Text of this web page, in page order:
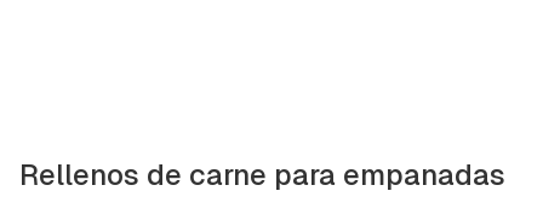
Rellenos de carne para empanadas